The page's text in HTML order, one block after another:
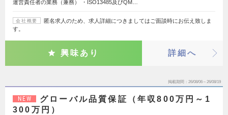
運営責任者の業務（兼務） ・ISO13485及びQM…
会社概要
匿名求人のため、求人詳細につきましてはご面談時にお伝え致しま
す。
興味あり 詳細へ
掲載期間 26/08/06～26/08/19
NEW
グローバル品質保証（年収800万円～1
300万円）